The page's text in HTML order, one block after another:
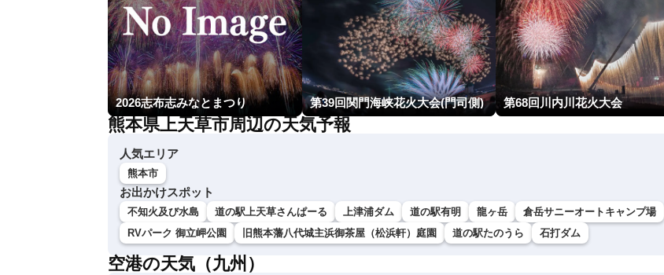
2026志布志みなとまつり 第39回関門海峡花火大会(門司側) 第68回川内川花火大会
熊本県上天草市周辺の天気予報
人気エリア
熊本市
お出かけスポット
不知火及び水島 道の駅上天草さんぱーる 上津浦ダム 道の駅有明 龍ヶ岳
倉岳サニーオートキャンプ場
RVパーク 御立岬公園
旧熊本藩八代城主浜御茶屋（松浜軒）庭園 道の駅たのうら 石打ダム
空港の天気（九州）